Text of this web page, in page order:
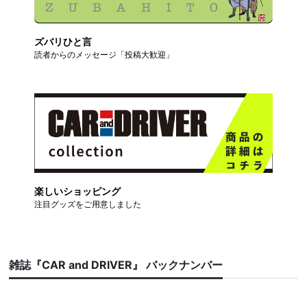
ズバリひと言
読者からのメッセージ「投稿大歓迎」
楽しいショッピング
注目グッズをご用意しました
雑誌『CAR and DRIVER』 バックナンバー